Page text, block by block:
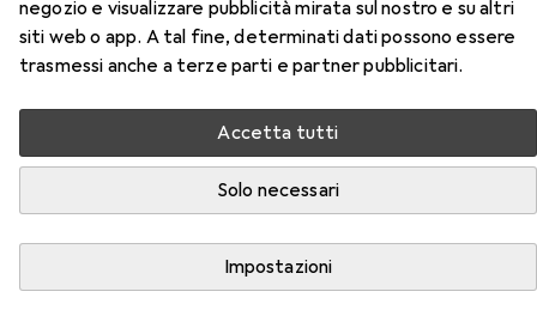
negozio e visualizzare pubblicità mirata sul nostro e su altri
siti web o app. A tal fine, determinati dati possono essere
trasmessi anche a terze parti e partner pubblicitari.
Accetta tutti
Solo necessari
Impostazioni
Qui trovi accessori adatti per il prodotto Xerox
003R99731 della categoria Carta.
EUR
5,80